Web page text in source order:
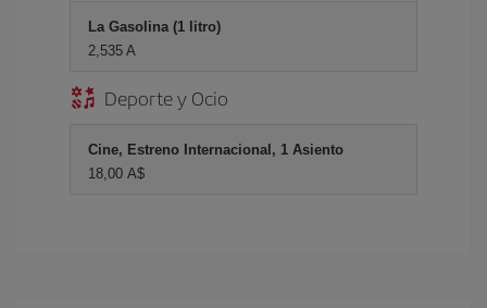
La Gasolina (1 litro)
2,535 A
Deporte y Ocio
Cine, Estreno Internacional, 1 Asiento
18,00 A$